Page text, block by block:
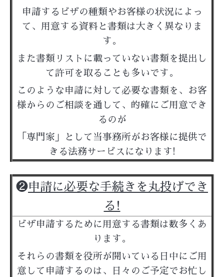
申請するビザの種類やお客様の状況によっ
て、用意する資料と書類は大きく異なりま
す。
また書類リストに載っていない書類を提出し
て許可を取ることも多いです。
このような申請に対して必要な書類を、お客
様からのご相談を通して、的確にご用意でき
るのが
「専門家」として当事務所がお客様に提供で
きる法務サービスになります!
❷申請に必要な手続きを丸投げでき
る!
ビザ申請するために用意する書類は数多くあ
ります。
それらの書類を役所が開いている日中にご用
意して申請するのは、日々のご予定でお忙し